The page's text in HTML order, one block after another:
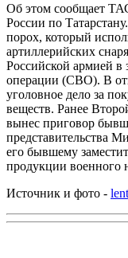
Об этом сообщает
России по
порох, который
артиллерийских
Российской армией в
операции (СВО). В
уголовное дело за
веществ. Ранее
вынес приговор
представительства
его бывшему
продукции военного
Источник и фото -